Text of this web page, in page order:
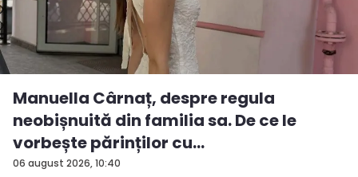
06 august 2026, 10:40
Manuella Cârnaț, despre regula
neobișnuită din familia sa. De ce le
vorbește părinților cu
„dumneavoastră...